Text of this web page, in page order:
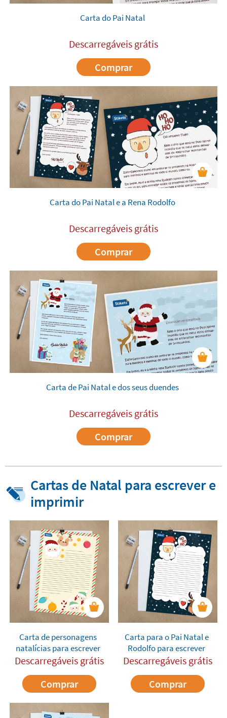
Carta do Pai Natal
Descarregáveis grátis
Comprar
Carta do Pai Natal e a Rena Rodolfo
Descarregáveis grátis
Comprar
Carta de Pai Natal e dos seus duendes
Descarregáveis grátis
Comprar
Cartas de Natal para escrever e
imprimir
Carta de personagens
natalícias para escrever
Descarregáveis grátis
Comprar
Carta para o Pai Natal e
Rodolfo para escrever
Descarregáveis grátis
Comprar